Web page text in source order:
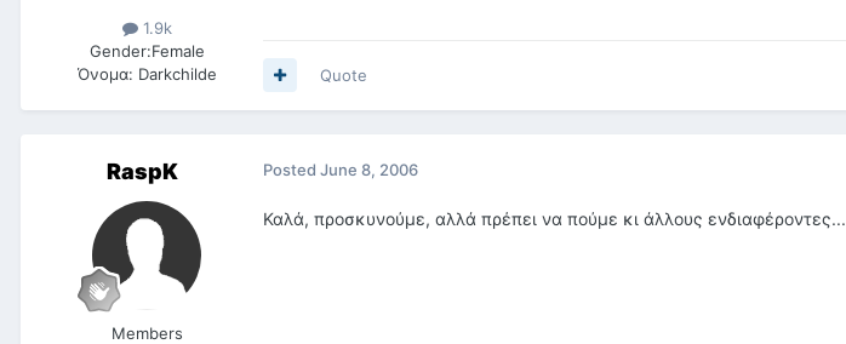
1.9k
Gender:Female
Όνομα: Darkchilde Quote
RaspK
Members
Posted June 8, 2006
Καλά, προσκυνούμε, αλλά πρέπει να πούμε κι άλλους ενδιαφέροντες...